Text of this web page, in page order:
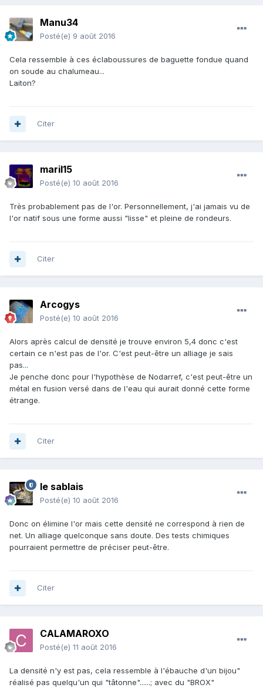
Manu34
Posté(e) 9 août 2016
Cela ressemble à ces éclaboussures de baguette fondue quand
on soude au chalumeau...
Laiton?
Citer
maril15
Posté(e) 10 août 2016
Très probablement pas de l'or. Personnellement, j'ai jamais vu de
l'or natif sous une forme aussi "lisse" et pleine de rondeurs.
Citer
Arcogys
Posté(e) 10 août 2016
Alors après calcul de densité je trouve environ 5,4 donc c'est
certain ce n'est pas de l'or. C'est peut-être un alliage je sais
pas...
Je penche donc pour l'hypothèse de Nodarref, c'est peut-être un
métal en fusion versé dans de l'eau qui aurait donné cette forme
étrange.
Citer
le sablais
Posté(e) 10 août 2016
Donc on élimine l'or mais cette densité ne correspond à rien de
net. Un alliage quelconque sans doute. Des tests chimiques
pourraient permettre de préciser peut-être.
Citer
CALAMAROXO
Posté(e) 11 août 2016
La densité n'y est pas, cela ressemble à l'ébauche d'un bijou"
réalisé pas quelqu'un qui "tâtonne"......; avec du "BROX"